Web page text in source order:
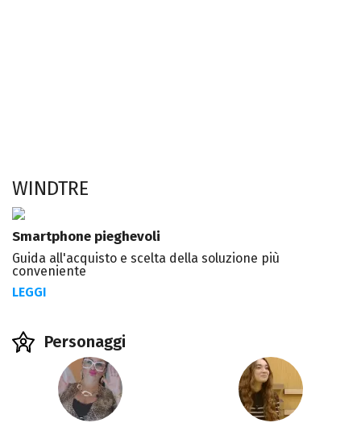
WINDTRE
Smartphone pieghevoli
Guida all'acquisto e scelta della soluzione più
conveniente
LEGGI
Personaggi